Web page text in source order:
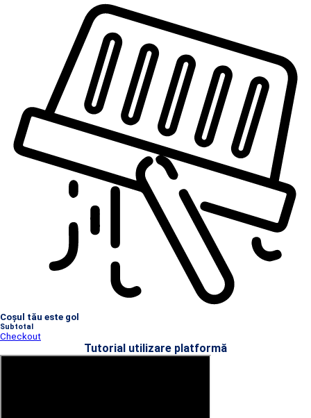
Coșul tău este gol
Subtotal
Checkout
Tutorial utilizare platformă